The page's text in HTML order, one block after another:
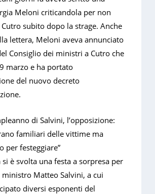
Meloni criticandola per non
subito dopo la strage. Anche
lettera, Meloni aveva annunciato
Consiglio dei ministri a Cutro che
marzo e ha portato
del nuovo decreto
di Salvini, l’opposizione:
familiari delle vittime ma
per festeggiare”
si è svolta una festa a sorpresa per
Matteo Salvini, a cui
diversi esponenti del